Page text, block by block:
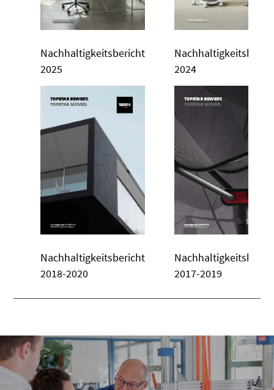
Nachhaltigkeitsbericht
2025
2024
Nachhaltigkeitsbericht
2018-2020
2017-2019